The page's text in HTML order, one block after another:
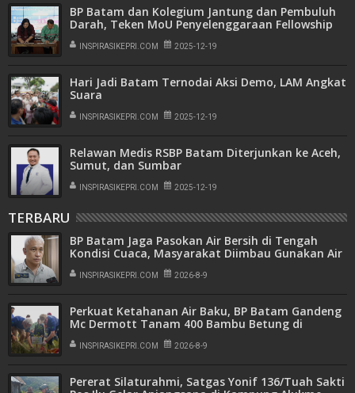
BP Batam dan Kolegium Jantung dan Pembuluh
Darah, Teken MoU Penyelenggaraan Fellowship
Kardiologi Intervensi
INSPIRASIKEPRI.COM 2025-12-19
Hari Jadi Batam Ternodai Aksi Demo, LAM Angkat
Suara
INSPIRASIKEPRI.COM 2025-12-19
Relawan Medis RSBP Batam Diterjunkan ke Aceh,
Sumut, dan Sumbar
INSPIRASIKEPRI.COM 2025-12-19
TERBARU
BP Batam Jaga Pasokan Air Bersih di Tengah
Kondisi Cuaca, Masyarakat Diimbau Gunakan Air
Secara Bijak
INSPIRASIKEPRI.COM 2026-8-9
Perkuat Ketahanan Air Baku, BP Batam Gandeng
Mc Dermott Tanam 400 Bambu Betung di
Bendungan Sei Nongsa
INSPIRASIKEPRI.COM 2026-8-9
Pererat Silaturahmi, Satgas Yonif 136/Tuah Sakti